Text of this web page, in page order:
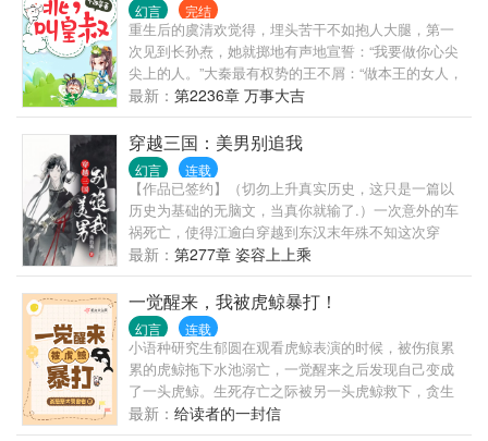
幻言 完结
重生后的虞清欢觉得，埋头苦干不如抱人大腿，第一
次见到长孙焘，她就掷地有声地宣誓：“我要做你心尖
尖上的人。”大秦最有权势的王不屑：“做本王的女人，
要配得上本王才行。”结果，虞清欢还没勾勾小指头，
某人就把她宠成京城里最嚣张的王妃，连皇后都要忌
惮三分。虞清欢：夫君，虞家的人欺负我。长孙焘：
虞相，我们谈谈。虞清欢：夫君，皇后娘娘凶我。长
孙焘：皇嫂，你放肆了。虞清欢：夫君，有人觊觎你
的美色。长孙焘：小欢欢乖，让本王进屋给你跪钉
子。
最新： 第2236章 万事大吉
穿越三国：美男别追我
幻言 连载
【作品已签约】（切勿上升真实历史，这只是一篇以
历史为基础的无脑文，当真你就输了.）一次意外的车
祸死亡，使得江逾白穿越到东汉末年殊不知这次穿
越，不是意外，而是冥冥之中命中注定安排好的，江
逾白遇见了三国中的将才.女主看似纯情实则拿捏，作
者小白文笔，不懂权谋，写三国是个人爱好，看文爽
就完了千万不要深究. ，写文不易，莫要挑剔！！
最新： 第277章 姿容上上乘
一觉醒来，我被虎鲸暴打！
幻言 连载
小语种研究生郁圆在观看虎鲸表演的时候，被伤痕累
累的虎鲸拖下水池溺亡，一觉醒来之后发现自己变成
了一头虎鲸。生死存亡之际被另一头虎鲸救下，贪生
怕死的郁圆当即决定赖上他，奈何这位鱼哥冷漠傲娇
又嘴毒，看起来十分不好靠近，郁圆只能厚着脸皮一
最新： 给读者的一封信